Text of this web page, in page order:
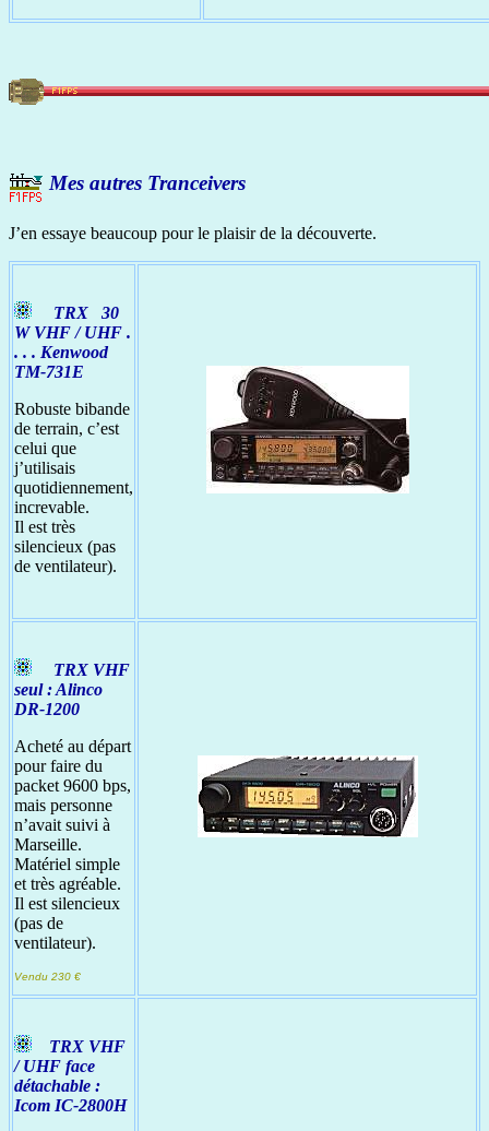
Mes autres Tranceivers
J’en essaye beaucoup pour le plaisir de la découverte.
TRX 30
W VHF / UHF .
. . . Kenwood
TM-731E
Robuste bibande
de terrain, c’est
celui que
j’utilisais
quotidiennement,
increvable.
Il est très
silencieux (pas
de ventilateur).
TRX VHF
seul : Alinco
DR-1200
Acheté au départ
pour faire du
packet 9600 bps,
mais personne
n’avait suivi à
Marseille.
Matériel simple
et très agréable.
Il est silencieux
(pas de
ventilateur).
Vendu 230 €
TRX VHF
/ UHF face
détachable :
Icom IC-2800H